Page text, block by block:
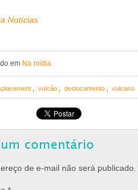
Notícias
em Na mídia
vulcão deslocamento vulcano
comentário
de e-mail não será publicado.